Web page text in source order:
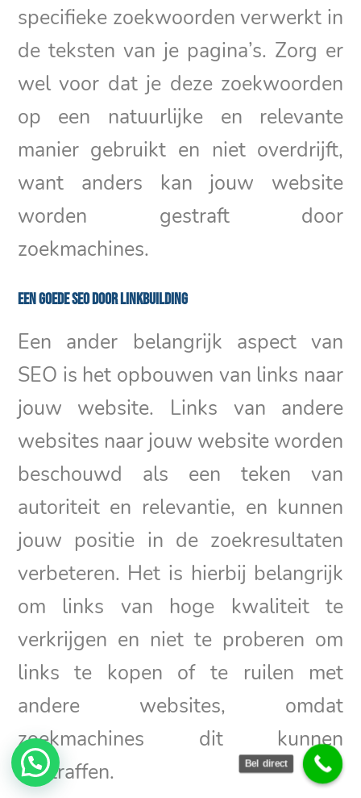
specifieke zoekwoorden verwerkt in
de teksten van je pagina’s. Zorg er
wel voor dat je deze zoekwoorden
op een natuurlijke en relevante
manier gebruikt en niet overdrijft,
want anders kan jouw website
worden gestraft door
zoekmachines.
Een goede SEO door linkbuilding
Een ander belangrijk aspect van
SEO is het opbouwen van links naar
jouw website. Links van andere
websites naar jouw website worden
beschouwd als een teken van
autoriteit en relevantie, en kunnen
jouw positie in de zoekresultaten
verbeteren. Het is hierbij belangrijk
om links van hoge kwaliteit te
verkrijgen en niet te proberen om
links te kopen of te ruilen met
andere websites, omdat
zoekmachines dit kunnen
bestraffen.
Bel direct